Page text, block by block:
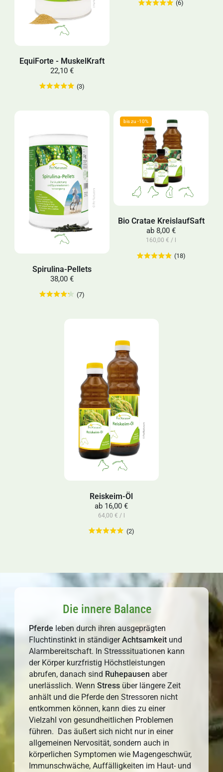
EquiForte - MuskelKraft
22,10 €
(3)
(6)
Spirulina-Pellets
38,00 €
(7)
Bio Cratae KreislaufSaft
ab 8,00 €
160,00 € / l
(18)
Reiskeim-Öl
ab 16,00 €
64,00 € / l
(2)
Die innere Balance
Pferde leben durch ihren ausgeprägten
Fluchtinstinkt in ständigerAchtsamkeit und
Alarmbereitschaft. In Stresssituationen kann
der Körper kurzfristig Höchstleistungen
abrufen, danach sind Ruhepausenaber
unerlässlich. WennStress über längere Zeit
anhält und die Pferde den Stressoren nicht
entkommen können, kann dies zu einer
Vielzahl von gesundheitlichen Problemen
führen. Das äußert sich nicht nur in einer
allgemeinen Nervosität, sondern auch in
körperlichen Symptomen wie Magengeschwür,
Immunschwäche, Auffälligkeiten im Haut- und